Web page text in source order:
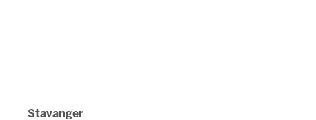
Stavanger